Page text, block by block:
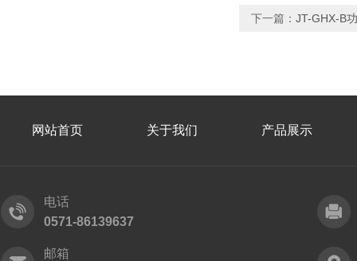
下一篇： JT-GHX-B
网站首页 关于我们 产品展示
电话
0571-86139637
邮箱